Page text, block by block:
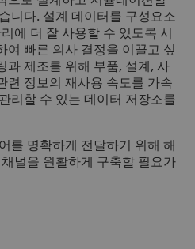
니다. 설계 데이터를 구성요소
에 더 잘 사용할 수 있도록 시
여 빠른 의사 결정을 이끌고 싶
과 제조를 위해 부품, 설계, 사
련 정보의 재사용 속도를 가속
리할 수 있는 데이터 저장소를
를 명확하게 전달하기 위해 해
널을 원활하게 구축할 필요가